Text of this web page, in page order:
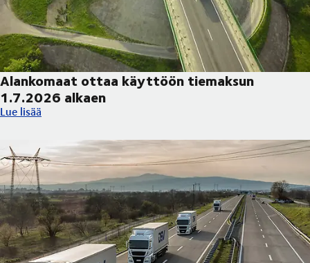
Alankomaat ottaa käyttöön tiemaksun
1.7.2026 alkaen
Alankomaat ottaa käyttöön tiemaksun 1.7.2026 alkaen
Lue lisää